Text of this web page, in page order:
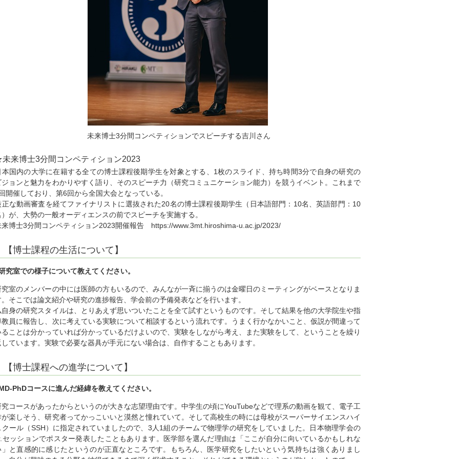
未来博士3分間コンペティションでスピーチする吉川さん
来博士3分間コンペティション2023
本国内の大学に在籍する全ての博士課程後期学生を対象とする、1枚のスライド、持ち時間3分で自身の研究の
ジョンと魅力をわかりやすく語り、そのスピーチ力（研究コミュニケーション能力）を競うイベント。これまで
開催しており、第6回から全国大会となっている。
正な動画審査を経てファイナリストに選抜された20名の博士課程後期学生（日本語部門：10名、英語部門：10
）が、大勢の一般オーディエンスの前でスピーチを実施する。
来博士3分間コンペティション2023開催報告 https://www.3mt.hiroshima-u.ac.jp/2023/
【博士課程の生活について】
究室での様子について教えてください。
究室のメンバーの中には医師の方もいるので、みんなが一斉に揃うのは金曜日のミーティングがベースとなりま
。そこでは論文紹介や研究の進捗報告、学会前の予備発表などを行います。
自身の研究スタイルは、とりあえず思いついたことを全て試すというものです。そして結果を他の大学院生や指
教員に報告し、次に考えている実験について相談するという流れです。うまく行かなかいこと、仮説が間違って
ることは分かっていれば分かっているだけよいので、実験をしながら考え、また実験をして、ということを繰り
しています。実験で必要な器具が手元にない場合は、自作することもあります。
【博士課程への進学について】
PhDコースに進んだ経緯を教えてください。
究コースがあったからというのが大きな志望理由です。中学生の頃にYouTubeなどで理系の動画を観て、電子工
が楽しそう、研究者ってかっこいいと漠然と憧れていて。そして高校生の時には母校がスーパーサイエンスハイ
クール（SSH）に指定されていましたので、3人1組のチームで物理学の研究をしていました。日本物理学会の
セッションでポスター発表したこともあります。医学部を選んだ理由は「ここが自分に向いているかもしれな
」と直感的に感じたというのが正直なところです。もちろん、医学研究をしたいという気持ちは強くありまし